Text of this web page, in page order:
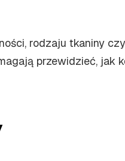
rodzaju tkaniny
przewidzieć, jak